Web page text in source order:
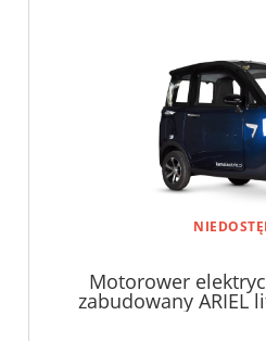
Motorower
zabudowany ARIEL